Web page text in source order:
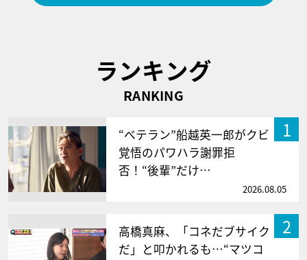
ランキング
RANKING
1
“ベテラン”船越英一郎がクビ
覚悟のパワハラ謝罪拒
否！“後輩”だけ…
2026.08.05
2
高橋真麻、「コネだブサイク
だ」と叩かれるも…“マツコ